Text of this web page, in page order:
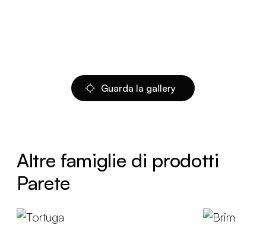
Guarda la gallery
Altre famiglie di prodotti
Parete